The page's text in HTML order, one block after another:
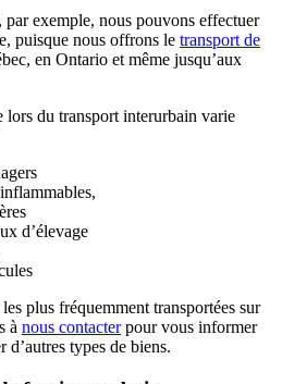
exemple, nous pouvons effectuer
puisque nous offrons le transport de
en Ontario et même jusqu’aux
lors du transport interurbain varie
d’élevage
plus fréquemment transportées sur
à nous contacterpour vous informer
d’autres types de biens.